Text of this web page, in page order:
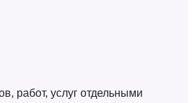
работ, услуг отдельными